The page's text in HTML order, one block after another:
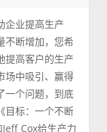
企业提高生产
不断增加，您希
提高客户的生产
场中吸引、赢得
一个问题，到底
目标：一个不断
Cox给生产力